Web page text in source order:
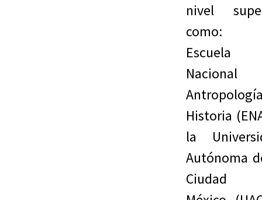
nivel
como:
Escuela
Nacional
Historia
la
Autónoma
Ciudad